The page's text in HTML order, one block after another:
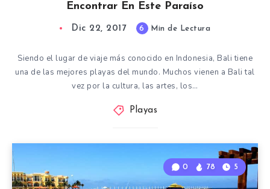
Encontrar En Este Paraíso
Dic 22, 2017 6 Min de Lectura
Siendo el lugar de viaje más conocido en Indonesia, Bali tiene
una de las mejores playas del mundo. Muchos vienen a Bali tal
vez por la cultura, las artes, los…
Playas
0 78 5